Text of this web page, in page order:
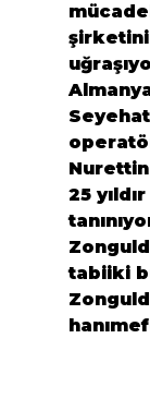
25
tabiiki